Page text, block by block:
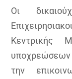
Οι
Κεντρικής
την